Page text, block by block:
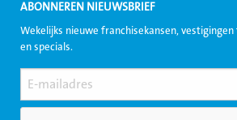
ABONNEREN NIEUWSBRIEF
Wekelijks nieuwe franchisekansen,
en specials.